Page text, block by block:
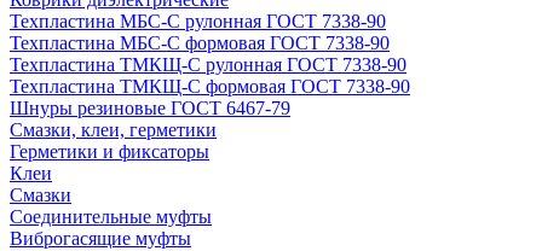
Техпластина МБС-С рулонная ГОСТ 7338-90
Техпластина МБС-С формовая ГОСТ 7338-90
Техпластина ТМКЩ-С рулонная ГОСТ 7338-90
Техпластина ТМКЩ-С формовая ГОСТ 7338-90
Шнуры резиновые ГОСТ 6467-79
Смазки, клеи, герметики
Герметики и фиксаторы
Клеи
Смазки
Соединительные муфты
Виброгасящие муфты